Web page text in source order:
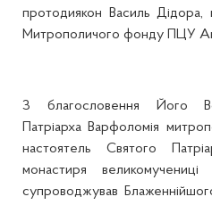
протодиякон Василь Дідора,
Митрополичого фонду ПЦУ
З благословення Його
Патріарха Варфоломія
настоятель Святого
монастиря великомучениці
супроводжував